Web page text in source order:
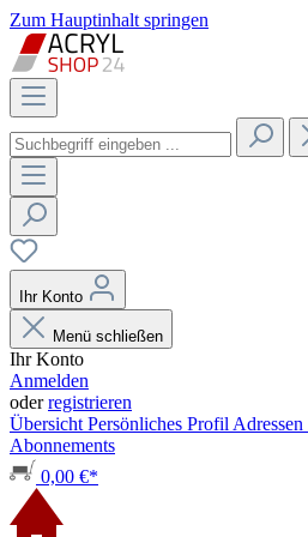
Zum Hauptinhalt springen
Ihr Konto
Menü schließen
Ihr Konto
Anmelden
oderregistrieren
Übersicht Persönliches Profil Adressen
Abonnements
0,00 €*